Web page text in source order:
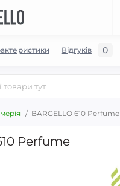
BARGELLO 610 Perfume
Perfume
Відгуків 0